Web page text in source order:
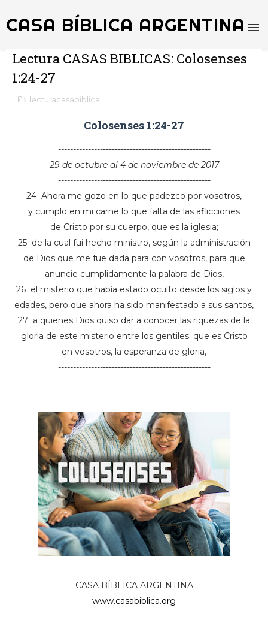
CASA BÍBLICA ARGENTINA
Lectura CASAS BIBLICAS: Colosenses
1:24-27
lecturacasabiblica
Colosenses 1:24-27
---------------------------------------------------
29 de octubre al 4 de noviembre de 2017
---------------------------------------------------
24 Ahora me gozo en lo que padezco por vosotros,
y cumplo en mi carne lo que falta de las aflicciones
de Cristo por su cuerpo, que es la iglesia;
25 de la cual fui hecho ministro, según la administración
de Dios que me fue dada para con vosotros, para que
anuncie cumplidamente la palabra de Dios,
26 el misterio que había estado oculto desde los siglos y
edades, pero que ahora ha sido manifestado a sus santos,
27 a quienes Dios quiso dar a conocer las riquezas de la
gloria de este misterio entre los gentiles; que es Cristo
en vosotros, la esperanza de gloria,
---------------------------------------------------
CASA BÍBLICA ARGENTINA
www.casabiblica.org